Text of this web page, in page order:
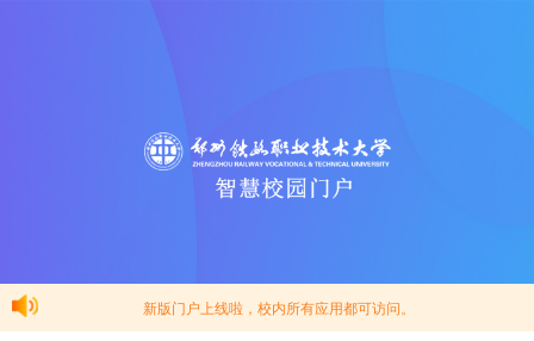
新版门户上线啦，校内所有应用都可访问。